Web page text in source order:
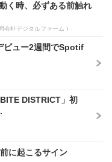
く時、必ずある前触れ
会社デジタルファーム )
ビュー2週間でSpotif
DISTRICT」初
に起こるサイン